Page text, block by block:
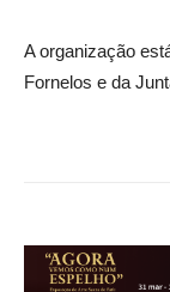
A organização
Fornelos e da